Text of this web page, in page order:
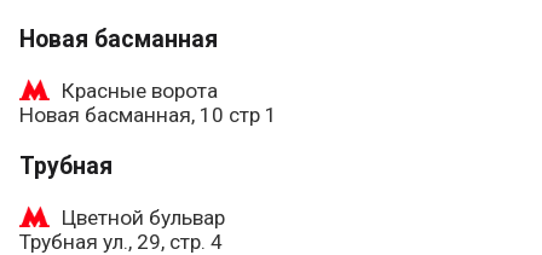
Новая басманная
Красные ворота
Новая басманная, 10 стр 1
Трубная
Цветной бульвар
Трубная ул., 29, стр. 4